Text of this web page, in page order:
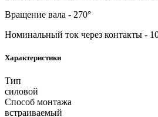
Вращение вала - 270°
Номинальный ток через контакты -
Характеристики
Тип
силовой
Способ монтажа
встраиваемый